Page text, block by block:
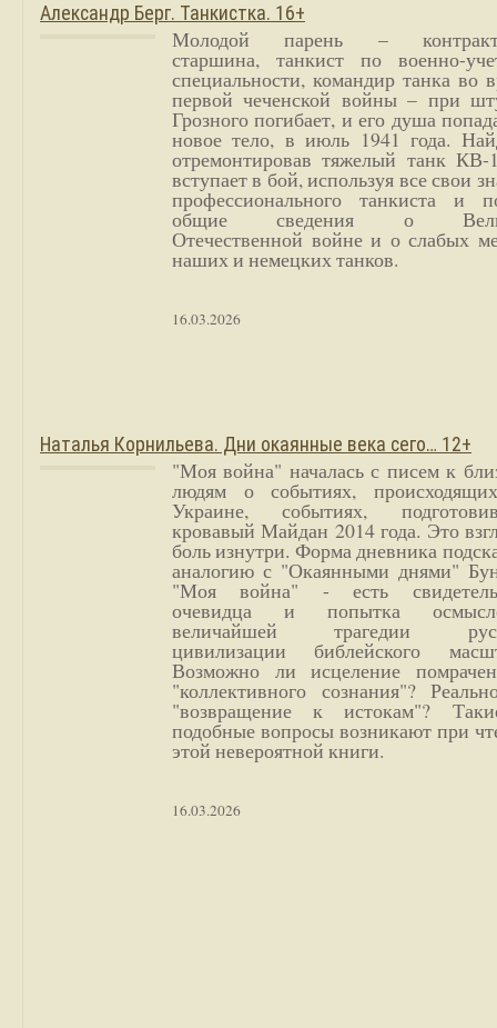
Александр Берг. Танкистка. 16+
Молодой парень –
старшина, танкист по военно-
специальности, командир танка во
первой чеченской войны – при
Грозного погибает, и его душа
новое тело, в июль 1941 года.
отремонтировав тяжелый танк
вступает в бой, используя все свои
профессионального танкиста и
общие сведения о
Отечественной войне и о слабых
наших и немецких танков.
16.03.2026
Наталья Корнильева. Дни окаянные века сего… 12+
"Моя война" началась с писем к
людям о событиях,
Украине, событиях,
кровавый Майдан 2014 года. Это
боль изнутри. Форма дневника
аналогию с "Окаянными днями"
"Моя война" - есть
очевидца и попытка
величайшей трагедии
цивилизации библейского
Возможно ли исцеление
"коллективного сознания"?
"возвращение к истокам"?
подобные вопросы возникают при
этой невероятной книги.
16.03.2026